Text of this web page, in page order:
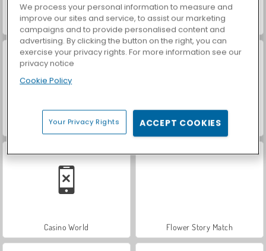
World War 2 Shooter Royal Story
Let's Fish! Car Parking City Duel
Casino World Flower Story Match
We process your personal information to measure and
improve our sites and service, to assist our marketing
campaigns and to provide personalised content and
advertising. By clicking the button on the right, you can
exercise your privacy rights. For more information see our
privacy notice
Cookie Policy
Your Privacy Rights ACCEPT COOKIES